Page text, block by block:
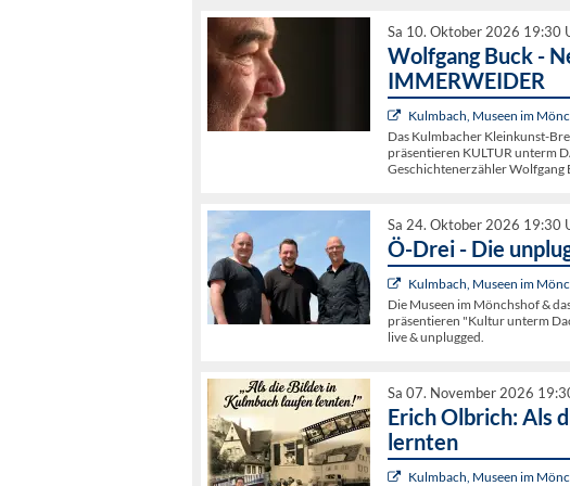
Sa 10. Oktober 2026 19:30
Wolfgang Buck -
IMMERWEIDER
Kulmbach, Museen im
Das Kulmbacher Kleinkunst-
präsentieren KULTUR unterm
Geschichtenerzähler Wolfgang
Sa 24. Oktober 2026 19:30
Ö-Drei - Die
Kulmbach, Museen im
Die Museen im Mönchshof &
präsentieren "Kultur unterm
live & unplugged.
Sa 07. November 2026
Erich Olbrich: Als
lernten
Kulmbach, Museen im